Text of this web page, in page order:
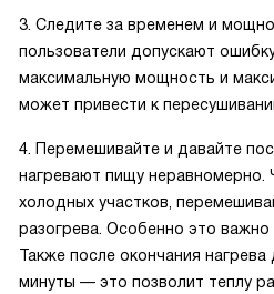
3. Следите за временем и
пользователи допускают
максимальную мощность и
может привести к
4. Перемешивайте и давайте
нагревают пищу неравномерно.
холодных участков,
разогрева. Особенно это важно
Также после окончания
минуты — это позволит теплу